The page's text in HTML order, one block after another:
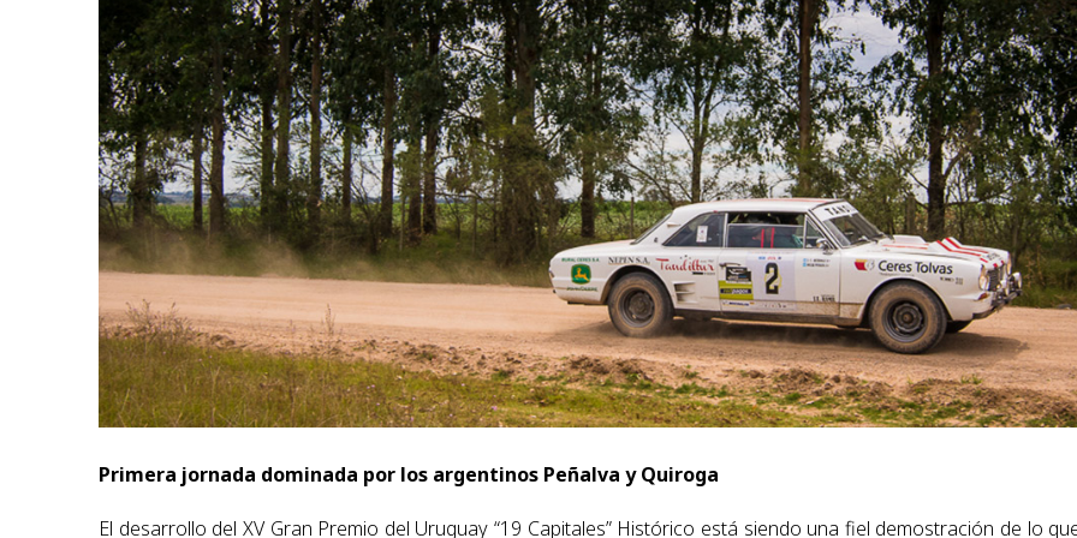
Primera jornada dominada por los argentinos Peñalva y Quiroga
El desarrollo del XV Gran Premio del Uruguay “19 Capitales” Histórico está siendo una fiel demostración de lo